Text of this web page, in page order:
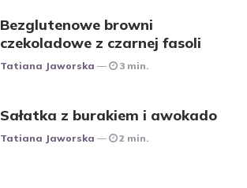
Bezglutenowe browni
czekoladowe z czarnej fasoli
Posted
Tatiana Jaworska 3 min.
Sałatka z burakiem i awokado
Posted
Tatiana Jaworska 2 min.